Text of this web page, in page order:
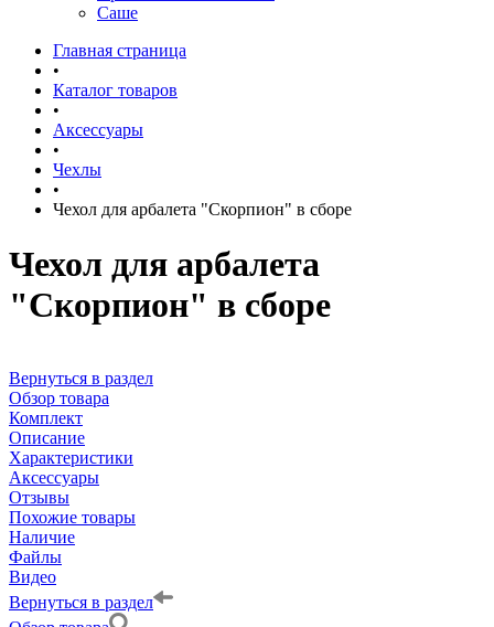
Саше
Главная страница
•
Каталог товаров
•
Аксессуары
•
Чехлы
•
Чехол для арбалета "Скорпион" в сборе
Чехол для арбалета
"Скорпион" в сборе
Вернуться в раздел
Обзор товара
Комплект
Описание
Характеристики
Аксессуары
Отзывы
Похожие товары
Наличие
Файлы
Видео
Вернуться в раздел